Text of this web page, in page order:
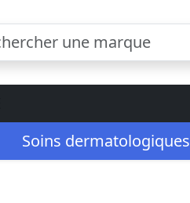
Soins dermatologiques